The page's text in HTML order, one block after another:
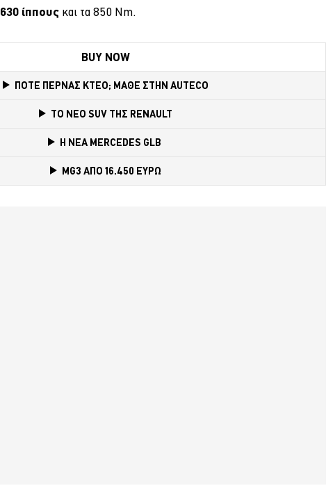
630 ίππους και τα 850 Nm.
BUY NOW
ΠΟΤΕ ΠΕΡΝΑΣ ΚΤΕΟ; ΜΑΘΕ ΣΤΗΝ ΑUTECO
TO NEO SUV ΤΗΣ RENAULT
Η ΝΕΑ MERCEDES GLB
MG3 ΑΠΟ 16.450 ΕΥΡΩ